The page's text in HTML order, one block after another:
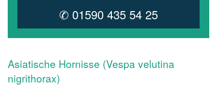
✆ 01590 435 54 25
Asiatische Hornisse (Vespa velutina
nigrithorax)